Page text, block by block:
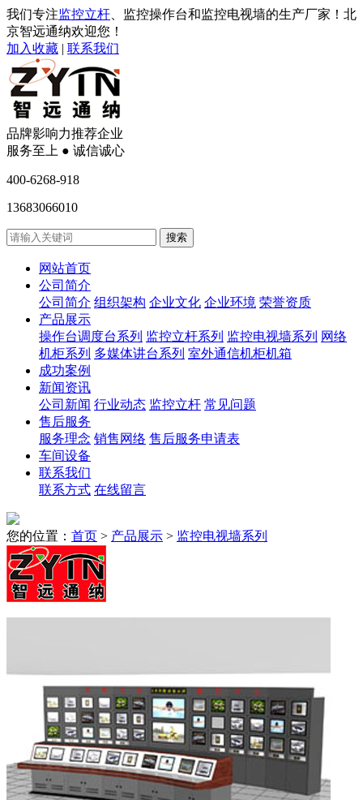
我们专注监控立杆 、监控操作台和监控电视墙的生产厂家！北
京智远通纳欢迎您！
加入收藏 | 联系我们
品牌影响力推荐企业
服务至上 ● 诚信诚心
400-6268-918
13683066010
网站首页
公司简介
公司简介 组织架构 企业文化 企业环境 荣誉资质
产品展示
操作台调度台系列 监控立杆系列 监控电视墙系列 网络
机柜系列 多媒体讲台系列 室外通信机柜机箱
成功案例
新闻资讯
公司新闻 行业动态 监控立杆 常见问题
售后服务
服务理念 销售网络 售后服务申请表
车间设备
联系我们
联系方式 在线留言
您的位置： 首页 > 产品展示 > 监控电视墙系列